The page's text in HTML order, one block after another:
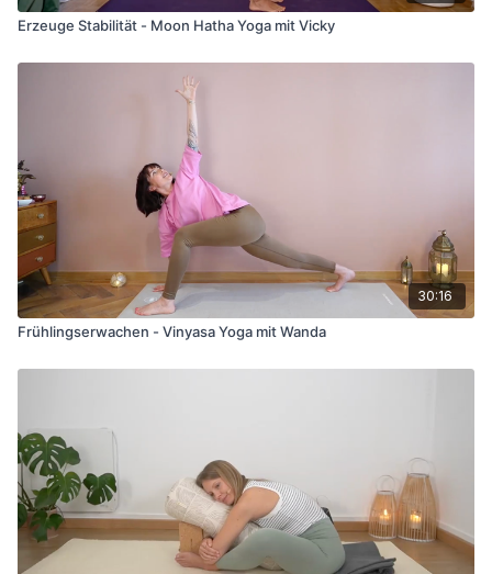
Erzeuge Stabilität - Moon Hatha Yoga mit Vicky
30:16
Frühlingserwachen - Vinyasa Yoga mit Wanda